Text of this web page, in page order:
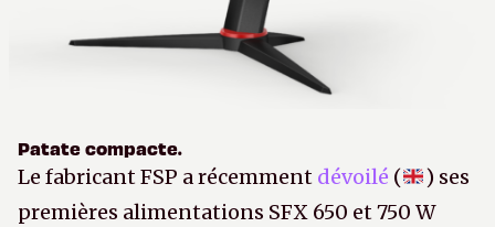
Patate compacte.
Le fabricant FSP a récemment dévoilé (
) ses
premières alimentations SFX 650 et 750 W